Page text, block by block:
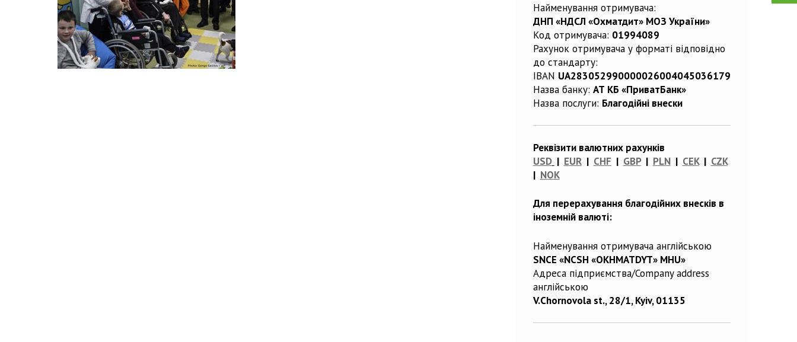
Найменування отримувача:
ДНП «НДСЛ «Охматдит» МОЗ України»
Код отримувача: 01994089
Рахунок отримувача у форматі відповідно
до стандарту:
IBAN UA283052990000026004045036179
Назва банку: АТ КБ «ПриватБанк»
Назва послуги: Благодійні внески
Реквізити валютних рахунків
USD | EUR| CHF | GBP| PLN| CEK| CZK
| NOK
Для перерахування благодійних внесків в
іноземній валюті:
Найменування отримувача англійською
SNCE «NCSH «OKHMATDYT» MHU»
Адреса підприємства/Company address
англійською
V.Chornovola st., 28/1, Kyiv, 01135